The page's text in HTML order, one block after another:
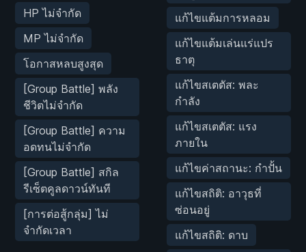
HP ไม่จำกัด
MP ไม่จำกัด
โอกาสหลบสูงสุด
[Group Battle] พลัง
ชีวิตไม่จำกัด
[Group Battle] ความ
อดทนไม่จำกัด
[Group Battle] สกิล
รีเซ็ตคูลดาวน์ทันที
[การต่อสู้กลุ่ม] ไม่
จำกัดเวลา
แก้ไขแต้มการหลอม
แก้ไขแต้มเล่นแร่แปร
ธาตุ
แก้ไขสเตตัส: พละ
กำลัง
แก้ไขสเตตัส: แรง
ภายใน
แก้ไขค่าสถานะ: กำปั้น
แก้ไขสถิติ: อาวุธที่
ซ่อนอยู่
แก้ไขสถิติ: ดาบ